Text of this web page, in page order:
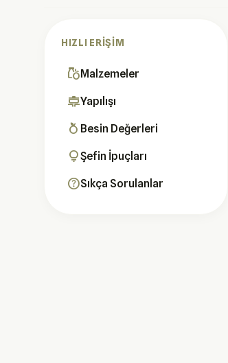
HIZLI ERIŞIM
groceryMalzemeler
cookingYapılışı
nutrition Besin Değerleri
lightbulbŞefin İpuçları
helpSıkça Sorulanlar